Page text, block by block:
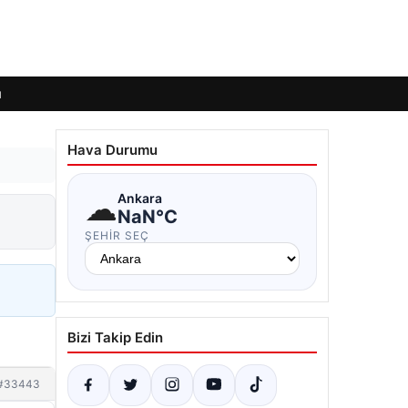
Hava Durumu
☁Ankara
NaN°C
ŞEHIR SEÇ
Bizi Takip Edin